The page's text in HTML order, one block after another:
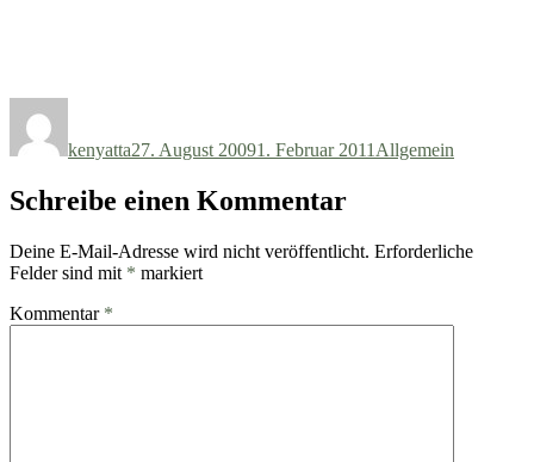
kenyatta27. August 20091. Februar 2011 Allgemein
Schreibe einen Kommentar
Deine E-Mail-Adresse wird nicht veröffentlicht. Erforderliche
Felder sind mit * markiert
Kommentar *